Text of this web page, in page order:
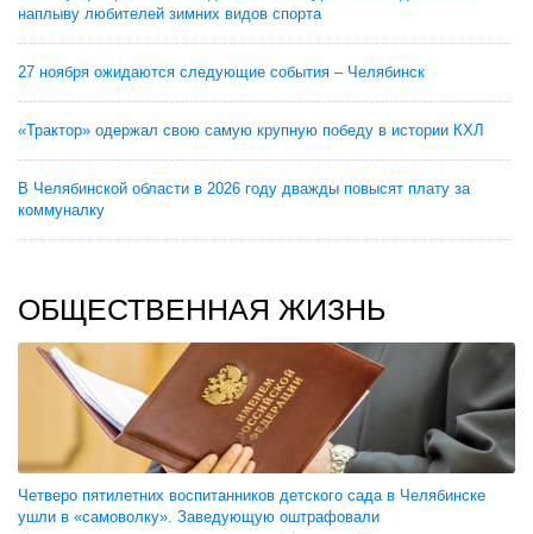
наплыву любителей зимних видов спорта
27 ноября ожидаются следующие события – Челябинск
«Трактор» одержал свою самую крупную победу в истории КХЛ
В Челябинской области в 2026 году дважды повысят плату за
коммуналку
ОБЩЕСТВЕННАЯ ЖИЗНЬ
Четверо пятилетних воспитанников детского сада в Челябинске
ушли в «самоволку». Заведующую оштрафовали